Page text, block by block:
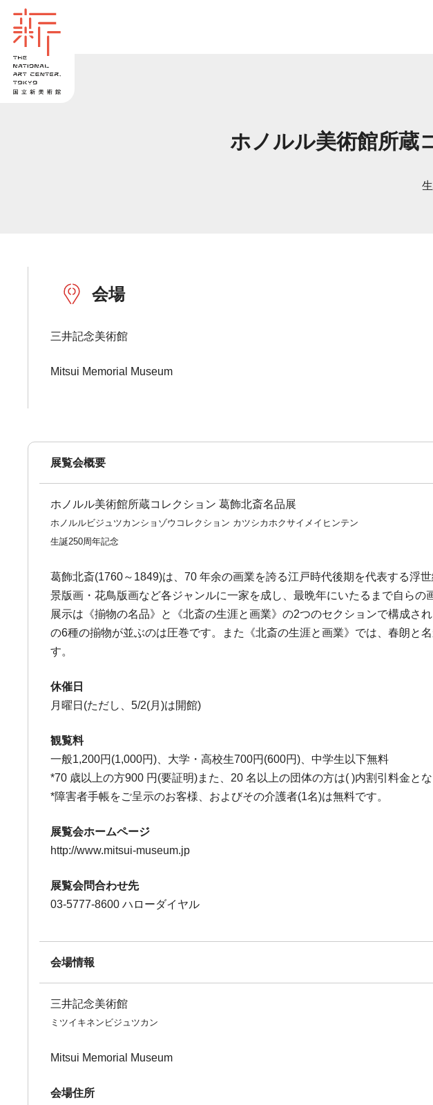
ホノルル美術館所蔵
会場
三井記念美術館
Mitsui Memorial Museum
展覧会概要
ホノルル美術館所蔵コレクション 葛飾北斎名品展
ホノルルビジュツカンショゾウコレクション カツシカホクサイメイヒンテン
生誕250周年記念
葛飾北斎(1760～1849)は、70 年余の画業を誇る江戸時代後期を代表する浮
景版画・花鳥版画など各ジャンルに一家を成し、最晩年にいたるまで自らの
展示は《揃物の名品》と《北斎の生涯と画業》の2つのセクションで構成さ
の6種の揃物が並ぶのは圧巻です。また《北斎の生涯と画業》では、春朗と
す。
休催日
月曜日(ただし、5/2(月)は開館)
観覧料
一般1,200円(1,000円)、大学・高校生700円(600円)、中学生以下無料
*70 歳以上の方900 円(要証明)また、20 名以上の団体の方は( )内割引料金とな
*障害者手帳をご呈示のお客様、およびその介護者(1名)は無料です。
展覧会ホームページ
http://www.mitsui-museum.jp
展覧会問合わせ先
03-5777-8600 ハローダイヤル
会場情報
三井記念美術館
ミツイキネンビジュツカン
Mitsui Memorial Museum
会場住所